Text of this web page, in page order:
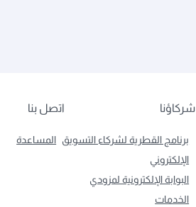
شركاؤنا اتصل بنا
برنامج القطرية لشركاء التسويق
الإلكتروني
البوابة الإلكترونية لمزودي
الخدمات
المساعدة